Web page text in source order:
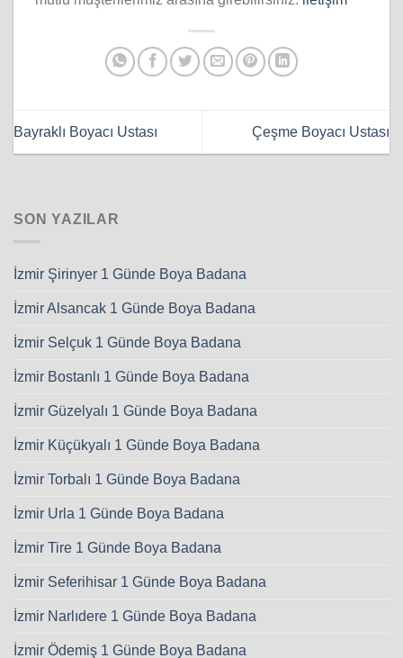
Bayraklı Boyacı Ustası Çeşme Boyacı Ustası
SON YAZILAR
İzmir Şirinyer 1 Günde Boya Badana
İzmir Alsancak 1 Günde Boya Badana
İzmir Selçuk 1 Günde Boya Badana
İzmir Bostanlı 1 Günde Boya Badana
İzmir Güzelyalı 1 Günde Boya Badana
İzmir Küçükyalı 1 Günde Boya Badana
İzmir Torbalı 1 Günde Boya Badana
İzmir Urla 1 Günde Boya Badana
İzmir Tire 1 Günde Boya Badana
İzmir Seferihisar 1 Günde Boya Badana
İzmir Narlıdere 1 Günde Boya Badana
İzmir Ödemiş 1 Günde Boya Badana